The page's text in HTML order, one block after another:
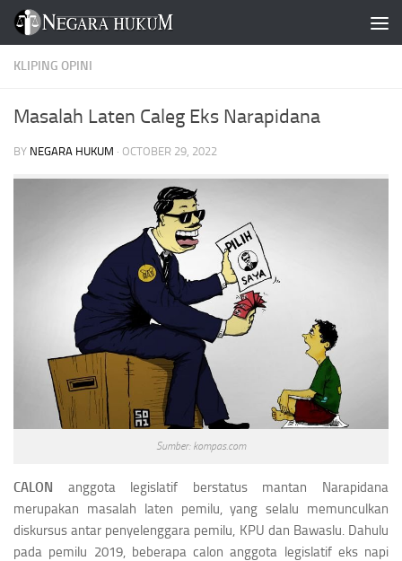
Skip to content
KLIPING OPINI
Masalah Laten Caleg Eks Narapidana
BY NEGARA HUKUM · OCTOBER 29, 2022
Sumber: kompas.com
CALON anggota legislatif berstatus mantan Narapidana
merupakan masalah laten pemilu, yang selalu memunculkan
diskursus antar penyelenggara pemilu, KPU dan Bawaslu. Dahulu
pada pemilu 2019, beberapa calon anggota legislatif eks napi